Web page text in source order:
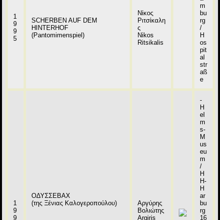
1
9
9
5
SCHERBEN AUF DEM
HINTERHOF
(Pantomimenspiel)
Νίκος
Ριτσίκαλη
ς
Nikos
Ritsikalis
m
bu
rg
/
H
os
pit
al
str
aß
e
1
9
9
ΟΔΥΣΣΕΒΑΧ
(της Ξένιας Καλογεροπούλου)
Αργύρης
Βολιώτης
Argiris
-
H
el
m
s-
M
us
eu
m
/
H
H-
H
ar
bu
rg
16